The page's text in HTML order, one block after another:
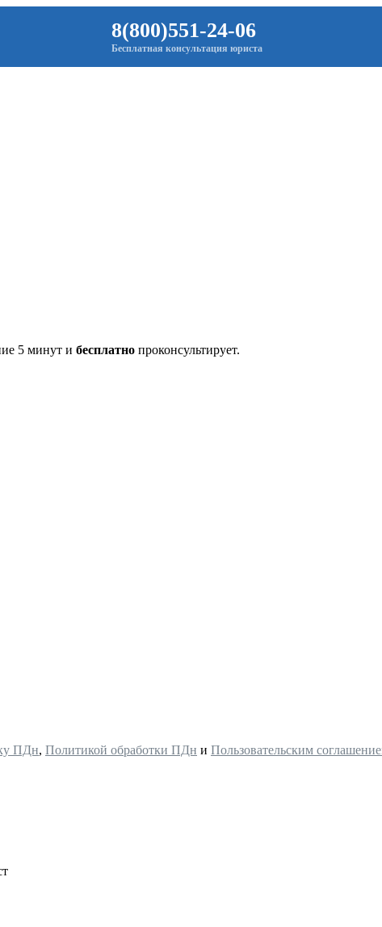
8(800)551-24-06
Бесплатная консультация юриста
5 минут и бесплатно проконсультирует.
ПДн, Политикой обработки ПДн и Пользовательским